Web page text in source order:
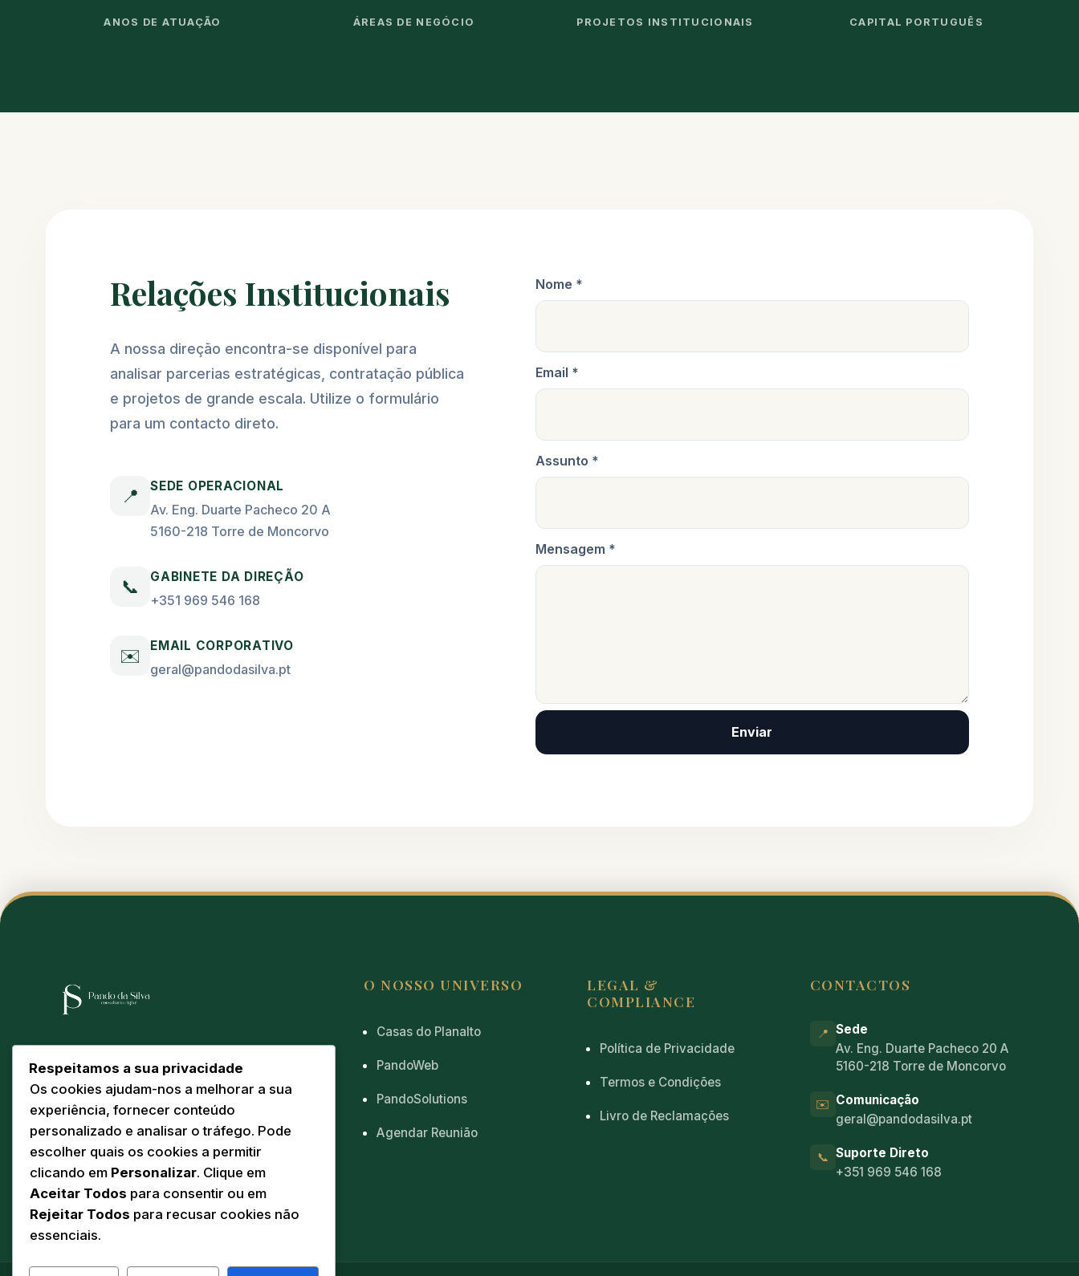
ANOS DE ATUAÇÃO ÁREAS DE NEGÓCIO PROJETOS INSTITUCIONAIS CAPITAL PORTUGUÊS
Relações Institucionais
A nossa direção encontra-se disponível para
analisar parcerias estratégicas, contratação pública
e projetos de grande escala. Utilize o formulário
para um contacto direto.
📍 SEDE OPERACIONAL
Av. Eng. Duarte Pacheco 20 A
5160-218 Torre de Moncorvo
📞 GABINETE DA DIREÇÃO
+351 969 546 168
✉️ EMAIL CORPORATIVO
geral@pandodasilva.pt
Nome *
Email *
Assunto *
Mensagem *
Enviar
instituições que exigem solidez, ética e
escala. Sediados em Torre de Moncorvo,
servimos o futuro a partir do coração do
O NOSSO UNIVERSO
Casas do Planalto
PandoWeb
PandoSolutions
Agendar Reunião
LEGAL &
COMPLIANCE
Política de Privacidade
Termos e Condições
Livro de Reclamações
CONTACTOS
📍 Sede
Av. Eng. Duarte Pacheco 20 A
5160-218 Torre de Moncorvo
✉️ Comunicação
geral@pandodasilva.pt
📞 Suporte Direto
+351 969 546 168
Respeitamos a sua privacidade
Os cookies ajudam-nos a melhorar a sua
experiência, fornecer conteúdo
personalizado e analisar o tráfego. Pode
escolher quais os cookies a permitir
clicando em Personalizar. Clique em
Aceitar Todos para consentir ou em
Rejeitar Todos para recusar cookies não
essenciais.